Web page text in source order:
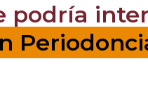
podría